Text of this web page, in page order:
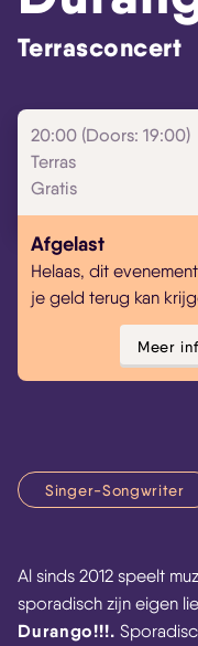
Terrasconcert
20:00 (Doors: 19:00)
Terras
Gratis
Afgelast
Helaas, dit
je geld terug kan
Meer
Singer-Songwriter
Al sinds 2012 speelt
sporadisch zijn eigen
Durango!!!.